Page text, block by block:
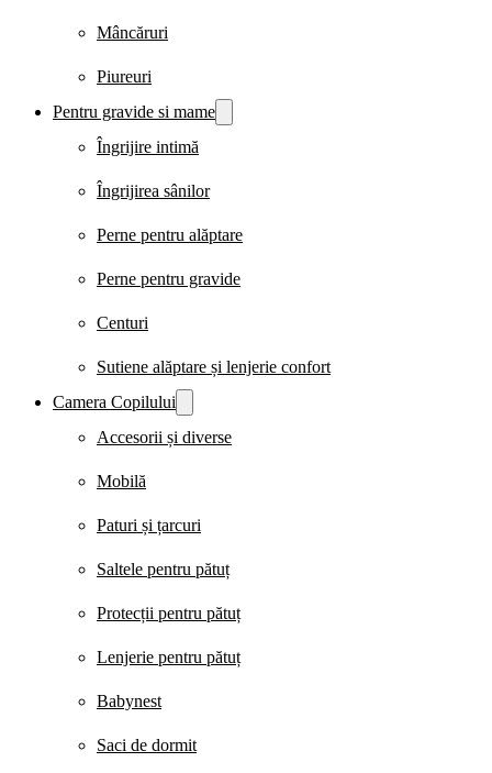
Mâncăruri
Piureuri
Pentru gravide si mame
Îngrijire intimă
Îngrijirea sânilor
Perne pentru alăptare
Perne pentru gravide
Centuri
Sutiene alăptare și lenjerie confort
Camera Copilului
Accesorii și diverse
Mobilă
Paturi și țarcuri
Saltele pentru pătuț
Protecții pentru pătuț
Lenjerie pentru pătuț
Babynest
Saci de dormit